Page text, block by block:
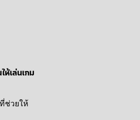
เล่นเกม
ช่วยให้